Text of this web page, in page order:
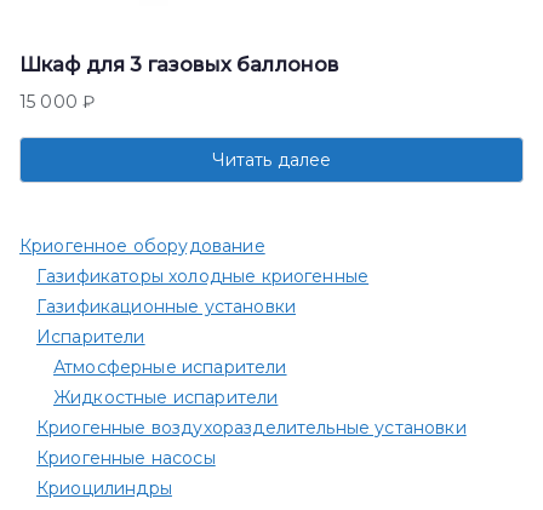
Шкаф для 3 газовых баллонов
15 000₽
Читать далее
Криогенное оборудование
Газификаторы холодные криогенные
Газификационные установки
Испарители
Атмосферные испарители
Жидкостные испарители
Криогенные воздухоразделительные установки
Криогенные насосы
Криоцилиндры